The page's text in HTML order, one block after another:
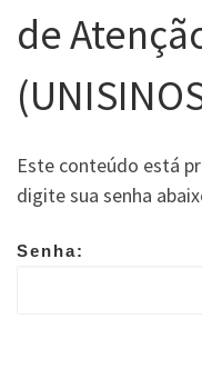
de
Este conteúdo está
digite sua senha
Senha: